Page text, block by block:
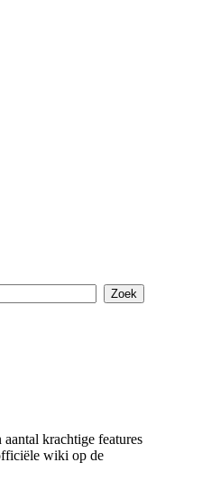
krachtige features
wiki op de